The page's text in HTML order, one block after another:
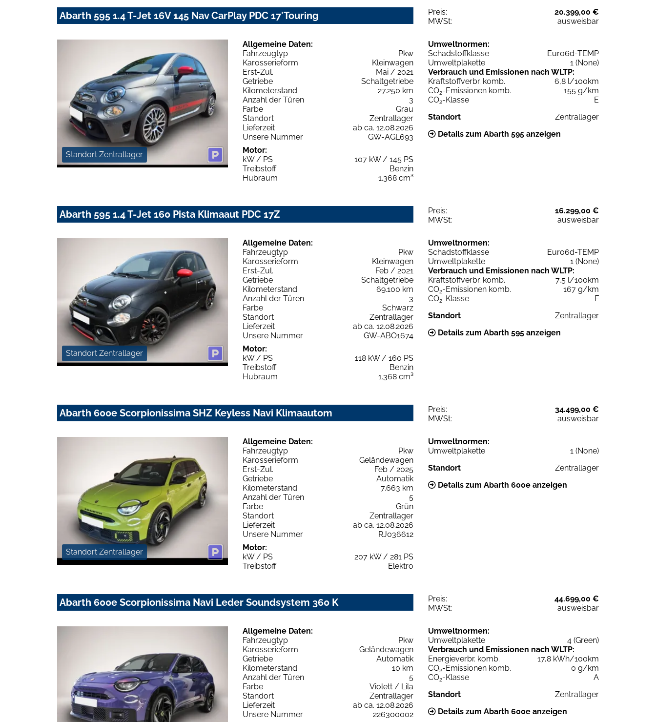
Abarth 595 1.4 T-Jet 16V 145 Nav CarPlay PDC 17'Touring Preis:
20.399,00 €
MWSt:
ausweisbar
Standort Zentrallager
Allgemeine Daten:
Fahrzeugtyp
Pkw
Karosserieform
Kleinwagen
Erst-Zul.
Mai / 2021
Getriebe
Schaltgetriebe
Kilometerstand
27.250 km
Anzahl der Türen
3
Farbe
Grau
Standort
Zentrallager
Lieferzeit
ab ca. 12.08.2026
Unsere Nummer
GW-AGL693
Motor:
kW / PS
107 kW / 145 PS
Treibstoff
Benzin
Hubraum
1.368 cm³
Umweltnormen:
Schadstoffklasse
Euro6d-TEMP
Umweltplakette
1 (None)
Verbrauch und Emissionen nach WLTP:
Kraftstoffverbr. komb.
6,8 l/100km
CO2-Emissionen komb.
155 g/km
CO2-Klasse
E
Standort
Zentrallager
Details zum Abarth 595 anzeigen
Abarth 595 1.4 T-Jet 160 Pista Klimaaut PDC 17Z Preis:
16.299,00 €
MWSt:
ausweisbar
Standort Zentrallager
Allgemeine Daten:
Fahrzeugtyp
Pkw
Karosserieform
Kleinwagen
Erst-Zul.
Feb / 2021
Getriebe
Schaltgetriebe
Kilometerstand
69.100 km
Anzahl der Türen
3
Farbe
Schwarz
Standort
Zentrallager
Lieferzeit
ab ca. 12.08.2026
Unsere Nummer
GW-ABO1674
Motor:
kW / PS
118 kW / 160 PS
Treibstoff
Benzin
Hubraum
1.368 cm³
Umweltnormen:
Schadstoffklasse
Euro6d-TEMP
Umweltplakette
1 (None)
Verbrauch und Emissionen nach WLTP:
Kraftstoffverbr. komb.
7,5 l/100km
CO2-Emissionen komb.
167 g/km
CO2-Klasse
F
Standort
Zentrallager
Details zum Abarth 595 anzeigen
Abarth 600e Scorpionissima SHZ Keyless Navi Klimaautom Preis:
34.499,00 €
MWSt:
ausweisbar
Standort Zentrallager
Allgemeine Daten:
Fahrzeugtyp
Pkw
Karosserieform
Geländewagen
Erst-Zul.
Feb / 2025
Getriebe
Automatik
Kilometerstand
7.663 km
Anzahl der Türen
5
Farbe
Grün
Standort
Zentrallager
Lieferzeit
ab ca. 12.08.2026
Unsere Nummer
RJ036612
Motor:
kW / PS
207 kW / 281 PS
Treibstoff
Elektro
Umweltnormen:
Umweltplakette
1 (None)
Standort
Zentrallager
Details zum Abarth 600e anzeigen
Abarth 600e Scorpionissima Navi Leder Soundsystem 360 K Preis:
44.699,00 €
MWSt:
ausweisbar
Allgemeine Daten:
Fahrzeugtyp
Pkw
Karosserieform
Geländewagen
Getriebe
Automatik
Kilometerstand
10 km
Anzahl der Türen
5
Farbe
Violett / Lila
Standort
Zentrallager
Lieferzeit
ab ca. 12.08.2026
Unsere Nummer
226300002
Umweltnormen:
Umweltplakette
4 (Green)
Verbrauch und Emissionen nach WLTP:
Energieverbr. komb.
17,8 kWh/100km
CO2-Emissionen komb.
0 g/km
CO2-Klasse
A
Standort
Zentrallager
Details zum Abarth 600e anzeigen